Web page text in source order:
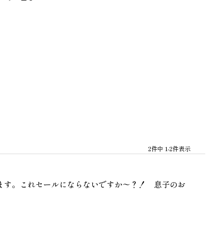
2件中 1-2件表示
。これセールにならないですか〜？！　息子のお